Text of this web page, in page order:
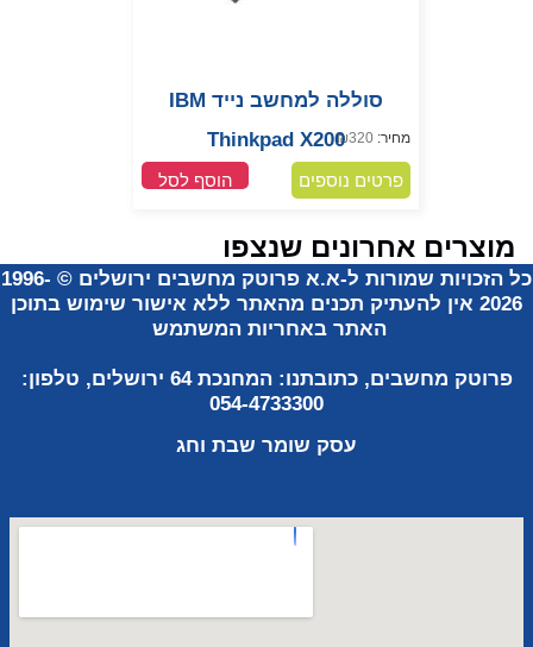
סוללה למחשב נייד IBM
Thinkpad X200
מחיר: ₪320
פרטים נוספים הוסף לסל
מוצרים אחרונים שנצפו
הזכויות שמורות ל-א.א פרוטק מחשבים ירושלים ©
1996-
2026 אין להעתיק תכנים מהאתר ללא אישור שימושבתוכן
האתר באחריות המשתמש
פרוטק מחשבים, כתובתנו: המחנכת 64 ירושלים, טלפון:
054-4733300
עסק שומר שבת וחג